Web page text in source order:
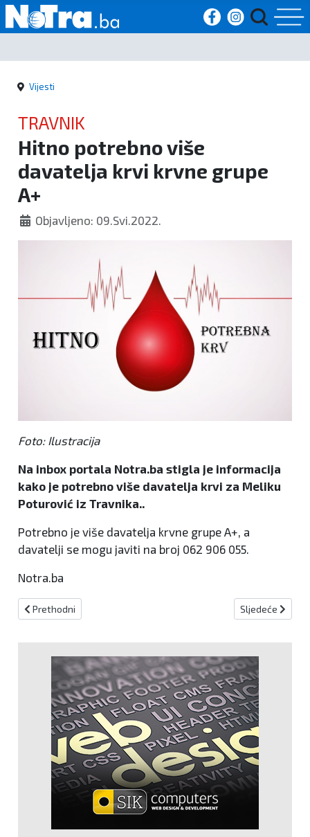
Početna
Vijesti
Sport
Kultura
Crna
kronika
Zanimljivosti
Vijesti
TRAVNIK
Hitno potrebno više
davatelja krvi krvne grupe
A+
Objavljeno: 09.Svi.2022.
Foto: Ilustracija
Na inbox portala Notra.ba stigla je informacija
kako je potrebno više davatelja krvi za Meliku
Poturović iz Travnika..
Potrebno je više davatelja krvne grupe A+, a
davatelji se mogu javiti na broj 062 906 055.
Notra.ba
Prethodni članak: Jutros oblačno vrijeme, temperature do 22
Prethodni Sljedeći
Sljedeće